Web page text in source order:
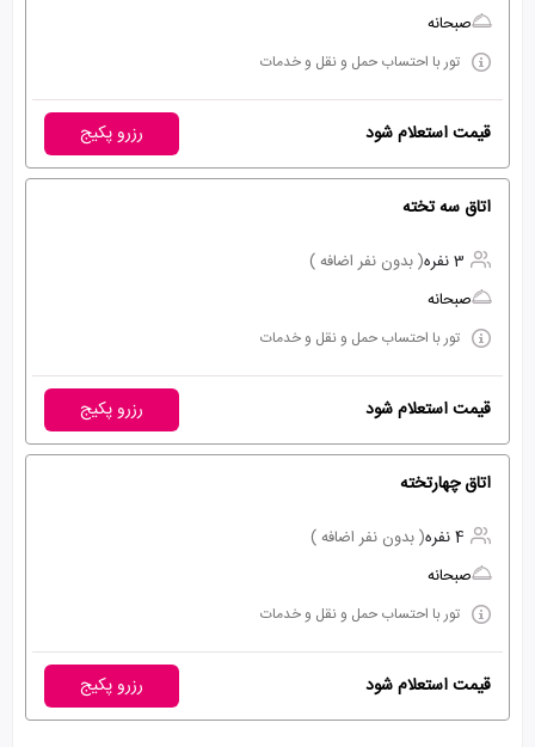
صبحانه
تور با احتساب حمل و نقل و خدمات
قیمت استعلام شود رزرو پکیج
اتاق سه تخته
3 نفره
( بدون نفر اضافه )
صبحانه
تور با احتساب حمل و نقل و خدمات
قیمت استعلام شود رزرو پکیج
اتاق چهارتخته
4 نفره
( بدون نفر اضافه )
صبحانه
تور با احتساب حمل و نقل و خدمات
قیمت استعلام شود رزرو پکیج